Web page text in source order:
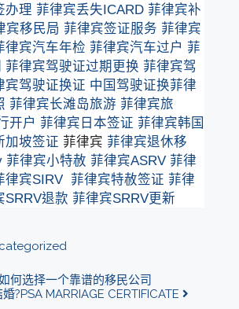
办理 菲律宾丢失ICARD 菲律宾补
宾移民局 菲律宾签证服务 菲律宾
律宾汽车年检 菲律宾汽车过户 菲
菲律宾驾驶证过期更换 菲律宾驾
宾驾驶证换证 中国驾驶证换菲律
菲律宾长滩岛旅游 菲律宾旅
开户 菲律宾日本签证 菲律宾韩国
加坡签证 菲律宾 菲律宾退休移
菲律宾小特赦 菲律宾ASRV 菲律
律宾SIRV 菲律宾特赦签证 菲律
SRRV退款 菲律宾SRRV更新
何选择一个靠谱的移民公司
?PSA MARRIAGE CERTIFICATE